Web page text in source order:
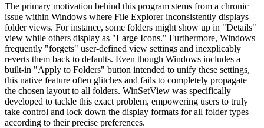
The primary motivation behind this program stems from a chronic
issue within Windows where File Explorer inconsistently displays
folder views. For instance, some folders might show up in "Details"
view while others display as "Large Icons." Furthermore, Windows
frequently "forgets" user-defined view settings and inexplicably
reverts them back to defaults. Even though Windows includes a
built-in "Apply to Folders" button intended to unify these settings,
this native feature often glitches and fails to completely propagate
the chosen layout to all folders. WinSetView was specifically
developed to tackle this exact problem, empowering users to truly
take control and lock down the display formats for all folder types
according to their precise preferences.